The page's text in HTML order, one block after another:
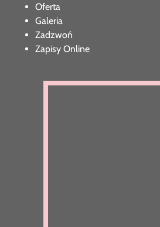
Oferta
Galeria
Zadzwoń
Zapisy Online